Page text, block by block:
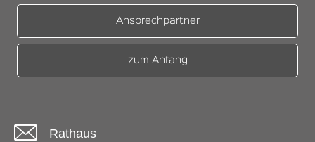
Ansprechpartner
zum Anfang
Rathaus